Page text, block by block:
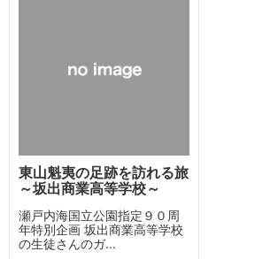
東山魁夷の足跡を訪れる旅
～坂出商業高等学校～
瀬戸内海国立公園指定９０周
年特別企画 坂出商業高等学校
の生徒さんのガ...